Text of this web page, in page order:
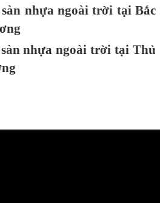
nhựa ngoài trời tại Bắc
nhựa ngoài trời tại Thủ